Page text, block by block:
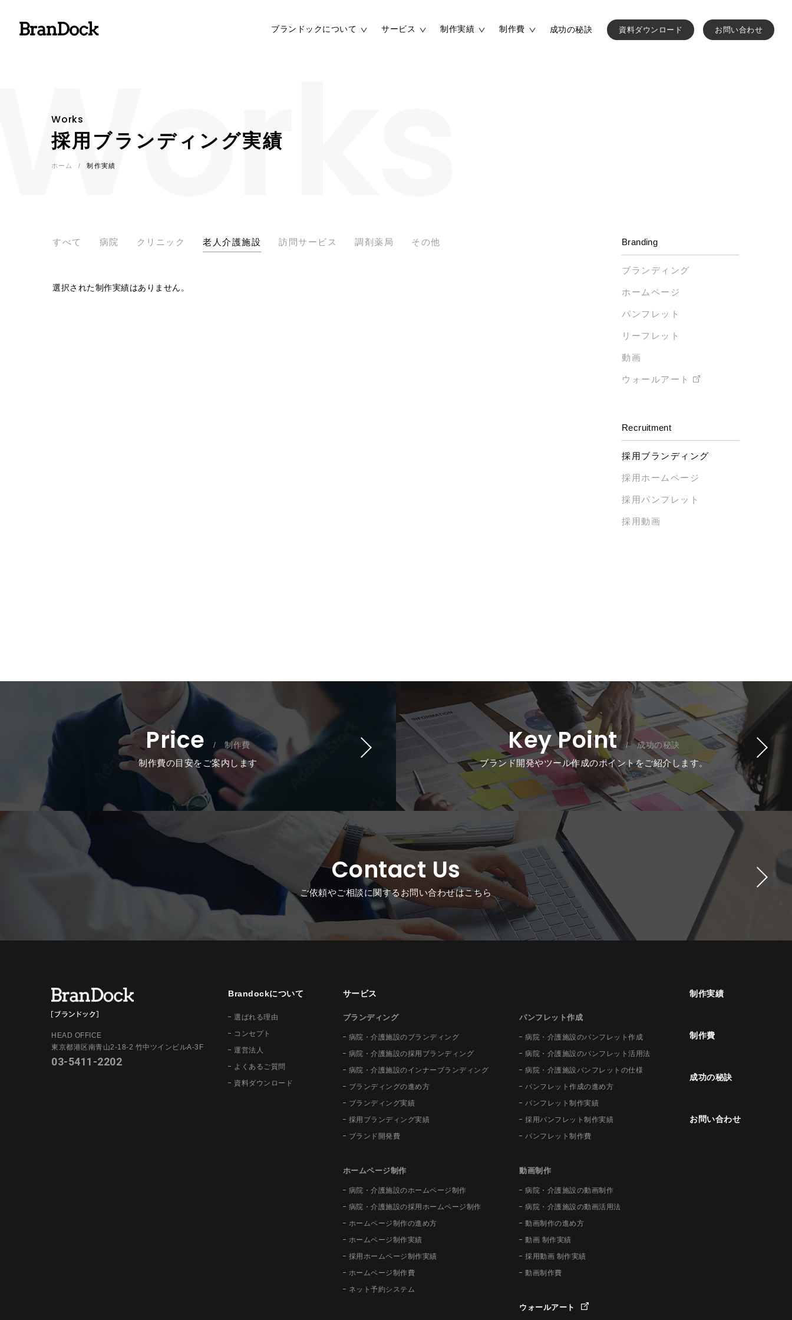
ブランドックについて
一覧を見る
よくあるご質問
サービス
Branding
Pamphlet
Movie
制作実績
制作実績
採用ブランディング実績 採用ホームページ制作実績 採用パンフレット制作実績
制作費
一覧を見る
成功の秘訣 資料ダウンロード お問い合わせ
Works
採用ブランディング実績
ホーム 制作実績
すべて 病院 クリニック 老人介護施設 訪問サービス 調剤薬局 その他
選択された制作実績はありません。
Branding
ブランディング
ホームページ
パンフレット
リーフレット
動画
ウォールアート
Recruitment
採用ブランディング
採用ホームページ
採用パンフレット
採用動画
Price / 制作費
制作費の目安をご案内します
Key Point / 成功の秘訣
ブランド開発やツール作成のポイントをご紹介します。
Contact Us
ご依頼やご相談に関するお問い合わせはこちら
HEAD OFFICE
東京都港区南青山2-18-2 竹中ツインビルA-3F
03-5411-2202
Brandockについて
選ばれる理由
コンセプト
運営法人
よくあるご質問
資料ダウンロード
サービス
ブランディング
病院・介護施設のブランディング
病院・介護施設の採用ブランディング
病院・介護施設のインナーブランディング
ブランディングの進め方
ブランディング実績
採用ブランディング実績
ブランド開発費
ホームページ制作
病院・介護施設のホームページ制作
病院・介護施設の採用ホームページ制作
ホームページ制作の進め方
ホームページ制作実績
採用ホームページ制作実績
ホームページ制作費
ネット予約システム
パンフレット作成
病院・介護施設のパンフレット作成
病院・介護施設のパンフレット活用法
病院・介護施設パンフレットの仕様
パンフレット作成の進め方
パンフレット制作実績
採用パンフレット制作実績
パンフレット制作費
動画制作
病院・介護施設の動画制作
病院・介護施設の動画活用法
動画制作の進め方
動画 制作実績
採用動画 制作実績
動画制作費
ウォールアート
制作実績
制作費
成功の秘訣
お問い合わせ